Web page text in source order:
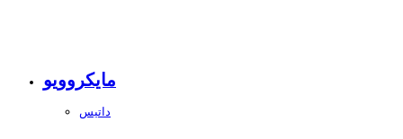
مایکروویو
داتیس